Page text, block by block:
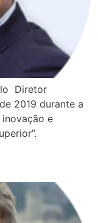
Diretor
2019 durante a
inovação e